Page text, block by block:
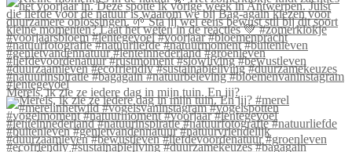
Merels, ik zie ze iedere dag in mijn tuin. En jij?